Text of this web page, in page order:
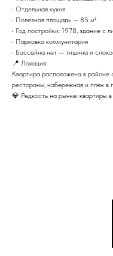
• Отдельная кухня
• Полезная площадь — 85 м²
• Год постройки: 1978, здание с
• Парковка коммунитария
• Бассейна нет — тишина и
📍 Локация:
Квартира расположена в районе
рестораны, набережная и пляж в
💎 Редкость на рынке: квартиры